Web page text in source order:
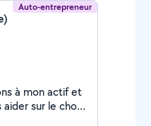
Auto-entrepreneur
à mon actif et
aider sur le choix